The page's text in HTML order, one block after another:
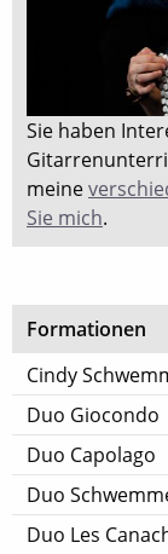
Sie haben
meine
Sie mich.
Formationen
Cindy
Duo Giocondo
Duo Capolago
Duo
Duo Les